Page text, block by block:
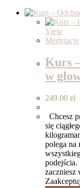
View
Medytacje
Kurs
w
249.00 zł
Chcesz
się
polega na
zaczniesz